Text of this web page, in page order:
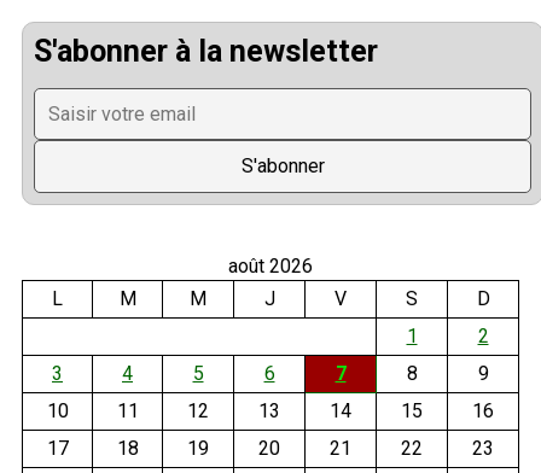
S'abonner à la newsletter
août 2026
L
M M J V S
D
1
2
3
4 5 6 7 8
9
10
11 12 13 14 15
16
17
18 19 20 21 22
23